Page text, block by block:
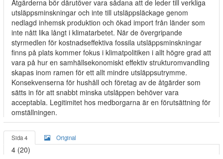
Åtgärderna bör därutöver vara sådana att de leder till verkliga
utsläppsminskningar och inte till utsläppsläckage genom
nedlagd inhemsk produktion och ökad import från länder som
inte nått lika långt i klimatarbetet. När de övergripande
styrmedlen för kostnadseffektiva fossila utsläppsminskningar
finns på plats kommer fokus i klimatpolitiken i allt högre grad att
vara på hur en samhällsekonomiskt effektiv strukturomvandling
skapas inom ramen för ett allt mindre utsläppsutrymme.
Konsekvenserna för hushåll och företag av de åtgärder som
sätts in för att snabbt minska utsläppen behöver vara
acceptabla. Legitimitet hos medborgarna är en förutsättning för
omställningen.
Sida 4 Original
4 (20)